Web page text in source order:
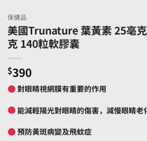
保健品
美國Trunature 葉黃素 25亳
克 140粒軟膠囊
$390
對眼睛視網膜有重要的作用
能減輕陽光對眼睛的傷害，減慢眼睛老
預防黃斑病變及飛蚊症